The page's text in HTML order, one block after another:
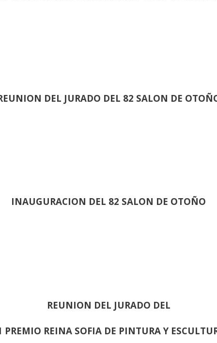
DEL JURADO DEL 82 SALON DE
INAUGURACION DEL 82 SALON DE OTOÑO
REUNION DEL JURADO DEL
PREMIO REINA SOFIA DE PINTURA Y